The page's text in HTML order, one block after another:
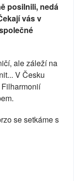
posilnili, nedá
vás v
ale záleží na
V Česku
se setkáme s